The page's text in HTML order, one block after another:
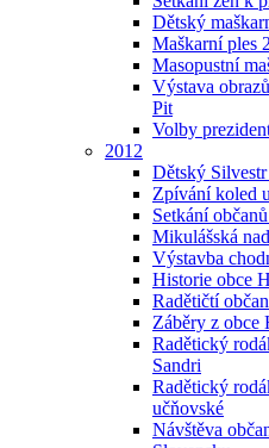
Dětský
Maškarní ples
Masopustní
Výstava
Pit
Volby
2012
Dětský
Zpívání koled
Setkání
Mikulášská
Výstavba
Historie obce
Radětičtí
Záběry z obce
Radětický
Sandri
Radětický
učňovské
Návštěva